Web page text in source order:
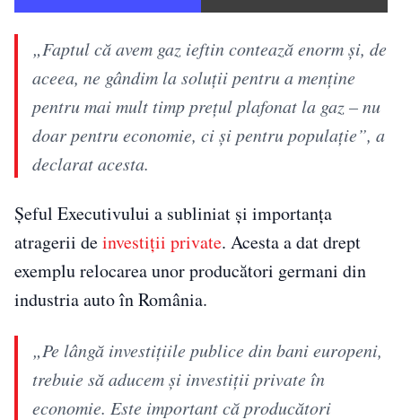
„Faptul că avem gaz ieftin contează enorm și, de
aceea, ne gândim la soluții pentru a menține
pentru mai mult timp prețul plafonat la gaz – nu
doar pentru economie, ci și pentru populație”, a
declarat acesta.
Șeful Executivului a subliniat și importanța
atragerii deinvestiții private. Acesta a dat drept
exemplu relocarea unor producători germani din
industria auto în România.
„Pe lângă investițiile publice din bani europeni,
trebuie să aducem și investiții private în
economie. Este important că producători